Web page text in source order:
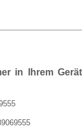
in Ihrem Gerät